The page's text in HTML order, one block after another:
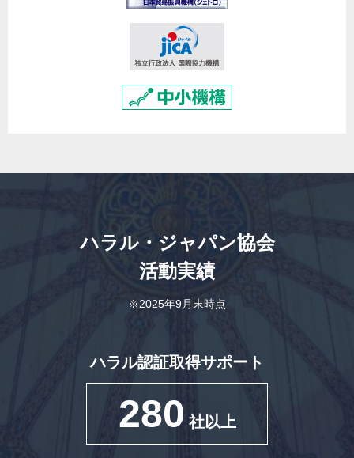
ハラル・ジャパン協会
活動実績
※2025年9月末時点
ハラル認証取得サポート
280 社以上